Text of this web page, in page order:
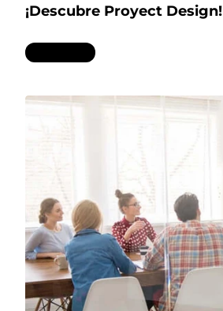
¡Descubre Proyect Design!
Leer más...